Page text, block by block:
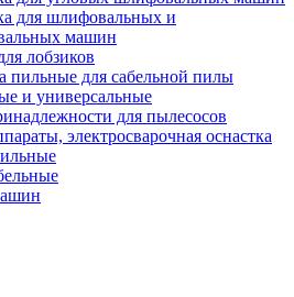
для шлифовальных и
машин
лобзиков
пильные для сабельной пилы
и универсальные
для пылесосов
электросварочная оснастка